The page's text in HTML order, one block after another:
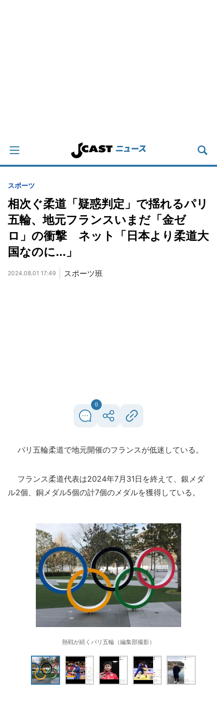
スポーツ
相次ぐ柔道「疑惑判定」で揺れるパリ
五輪、地元フランスいまだ「金ゼ
ロ」の衝撃 ネット「日本より柔道大
国なのに...」
2024.08.01 17:49 スポーツ班
0
パリ五輪柔道で地元開催のフランスが低迷している。
フランス柔道代表は2024年7月31日を終えて、銀メダ
ル2個、銅メダル5個の計7個のメダルを獲得している。
熱戦が続くパリ五輪（編集部撮影）